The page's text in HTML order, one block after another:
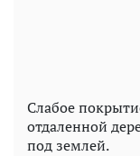
Слабое
отдаленной
под землей.